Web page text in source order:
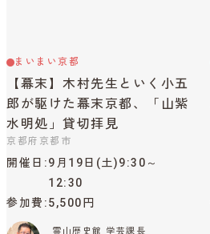
まいまい京都
【幕末】木村先生といく小五
郎が駆けた幕末京都、「山紫
水明処」貸切拝見
京都府京都市
開催日
9月19日(土)9:30～
12:30
参加費 5,500円
霊山歴史館 学芸課長